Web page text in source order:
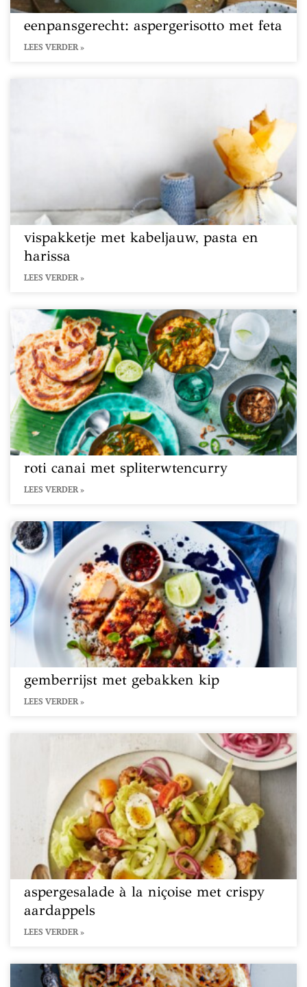
eenpansgerecht: aspergerisotto met feta
LEES VERDER »
vispakketje met kabeljauw, pasta en
harissa
LEES VERDER »
roti canai met spliterwtencurry
LEES VERDER »
gemberrijst met gebakken kip
LEES VERDER »
aspergesalade à la niçoise met crispy
aardappels
LEES VERDER »